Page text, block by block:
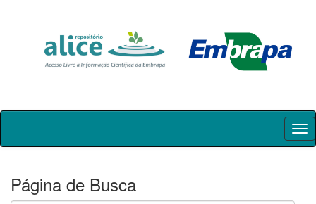
Skip
Página de Busca